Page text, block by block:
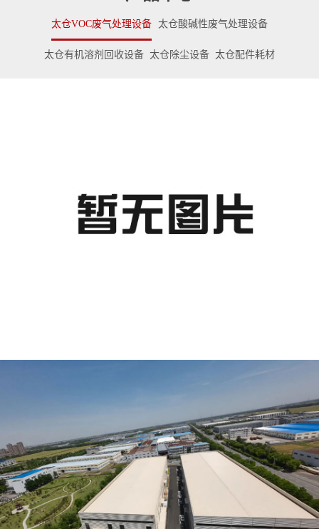
太仓VOC废气处理设备 太仓酸碱性废气处理设备
太仓有机溶剂回收设备 太仓除尘设备 太仓配件耗材